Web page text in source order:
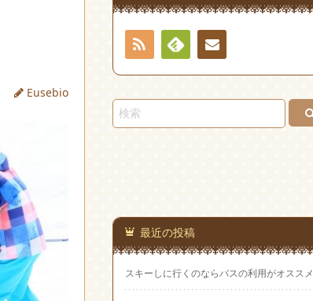
Eusebio
RSS
Feedlyお問
い合
わせ
最近の投稿
スキーしに行くのならバスの利用がオススメ